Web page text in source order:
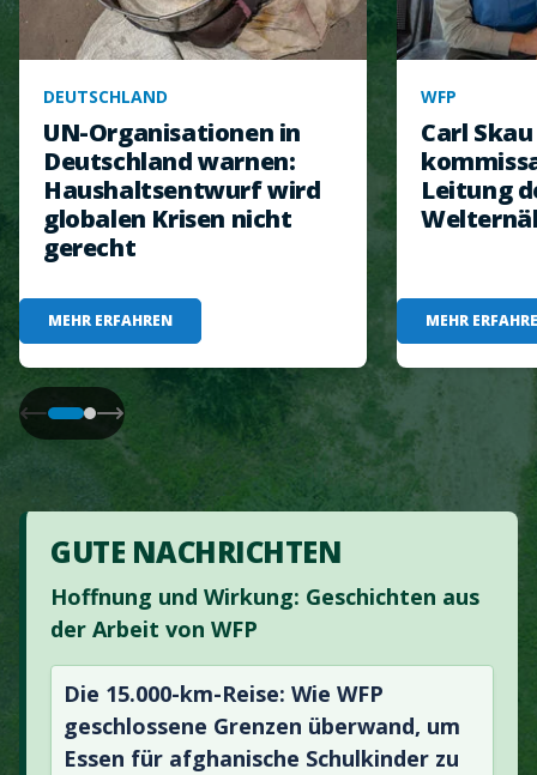
DEUTSCHLAND
UN-Organisationen in
Deutschland warnen:
Haushaltsentwurf wird
globalen Krisen nicht
gerecht
MEHR ERFAHREN
WFP
Carl
Leitung
MEHR
GUTE NACHRICHTEN
Hoffnung und Wirkung: Geschichten aus
der Arbeit von WFP
Die 15.000-km-Reise: Wie WFP
geschlossene Grenzen überwand, um
Essen für afghanische Schulkinder zu